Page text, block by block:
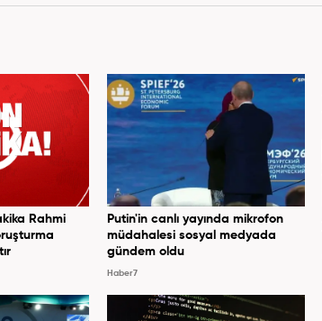
Rahmi
Putin'in canlı yayında mikrofon
müdahalesi sosyal medyada
gündem oldu
Haber7